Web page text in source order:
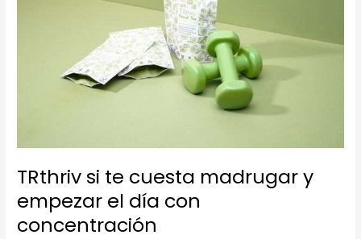
TRthriv si te cuesta madrugar y
empezar el día con
concentración
concentración